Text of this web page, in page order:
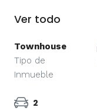
Ver todo
Townhouse
Tipo de
Inmueble
2